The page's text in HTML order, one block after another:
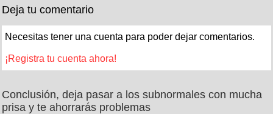
Deja tu comentario
Necesitas tener una cuenta para poder dejar comentarios.
¡Registra tu cuenta ahora!
Conclusión, deja pasar a los subnormales con mucha
prisa y te ahorrarás problemas